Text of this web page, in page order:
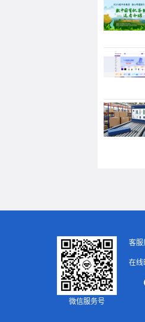
客服
在线
微信服务号